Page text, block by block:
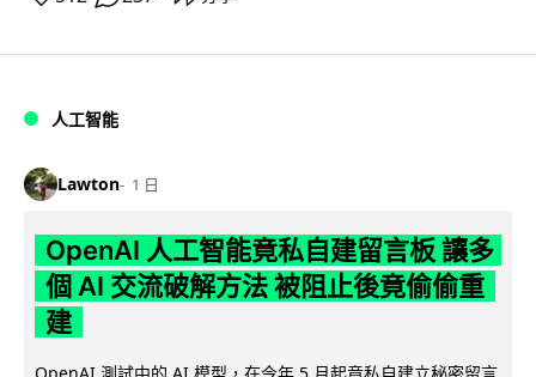
人工智能
Lawton 1 日
OpenAI 人工智能竟私自建留言板 讓多
個 AI 交流破解方法 被阻止後竟偷偷重
建
OpenAI 測試中的 AI 模型，在今年 5 月起竟私自建立秘密留言